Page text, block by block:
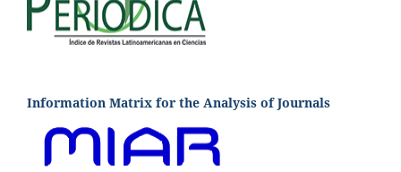
Information Matrix for the Analysis of Journals